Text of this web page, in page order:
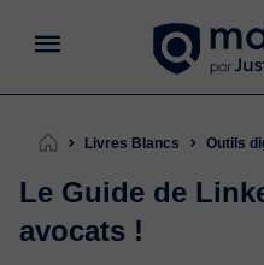
Livres Blancs Outils
Le Guide de
avocats !